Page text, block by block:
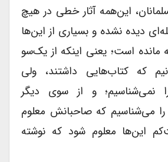
این‌همه آثار خطى در هیچ
دیده نشده و بسیارى از این‌ها
مانده است؛ یعنى اینکه از یک‌سو
که کتاب‌هایی داشتند، ولى
نمی‌شناسیم؛ و از سوى دیگر
می‌شناسیم که صاحبانش معلوم
این‌ها معلوم شود که نوشته